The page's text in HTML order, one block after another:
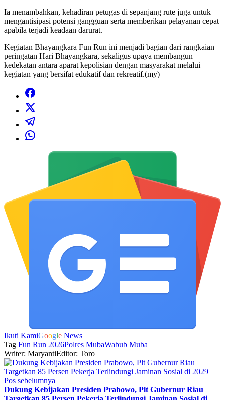
Ia menambahkan, kehadiran petugas di sepanjang rute juga untuk
mengantisipasi potensi gangguan serta memberikan pelayanan cepat
apabila terjadi keadaan darurat.
Kegiatan Bhayangkara Fun Run ini menjadi bagian dari rangkaian
peringatan Hari Bhayangkara, sekaligus upaya membangun
kedekatan antara aparat kepolisian dengan masyarakat melalui
kegiatan yang bersifat edukatif dan rekreatif.(my)
Ikuti KamiGoogle News
Tag Fun Run 2026Polres MubaWabub Muba
Writer: MaryantiEditor: Toro
Pos sebelumnya
Dukung Kebijakan Presiden Prabowo, Plt Gubernur Riau